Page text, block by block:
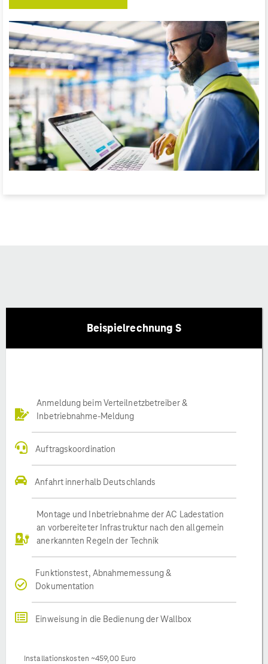
Beispielrechnung S
Anmeldung beim Verteilnetzbetreiber &
Inbetriebnahme-Meldung
Auftragskoordination
Anfahrt innerhalb Deutschlands
Montage und Inbetriebnahme der AC Ladestation
an vorbereiteter Infrastruktur nach den allgemein
anerkannten Regeln der Technik
Funktionstest, Abnahmemessung &
Dokumentation
Einweisung in die Bedienung der Wallbox
Installationskosten ~459,00 Euro